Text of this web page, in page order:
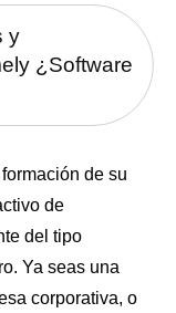
y
¿Software
de su
de
del tipo
Ya seas una
corporativa, o